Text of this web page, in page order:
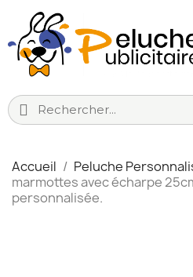
Accueil Peluche
marmottes avec écharpe
personnalisée.